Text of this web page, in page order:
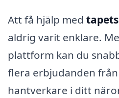
Att få hjälp med
aldrig varit enklare.
plattform kan du
flera erbjudanden från
hantverkare i ditt